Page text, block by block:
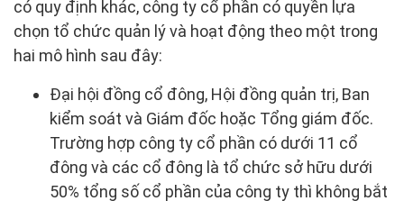
có quy định khác, công ty cổ phần có quyền lựa
chọn tổ chức quản lý và hoạt động theo một trong
hai mô hình sau đây:
Đại hội đồng cổ đông, Hội đồng quản trị, Ban
kiểm soát và Giám đốc hoặc Tổng giám đốc.
Trường hợp công ty cổ phần có dưới 11 cổ
đông và các cổ đông là tổ chức sở hữu dưới
50% tổng số cổ phần của công ty thì không bắt